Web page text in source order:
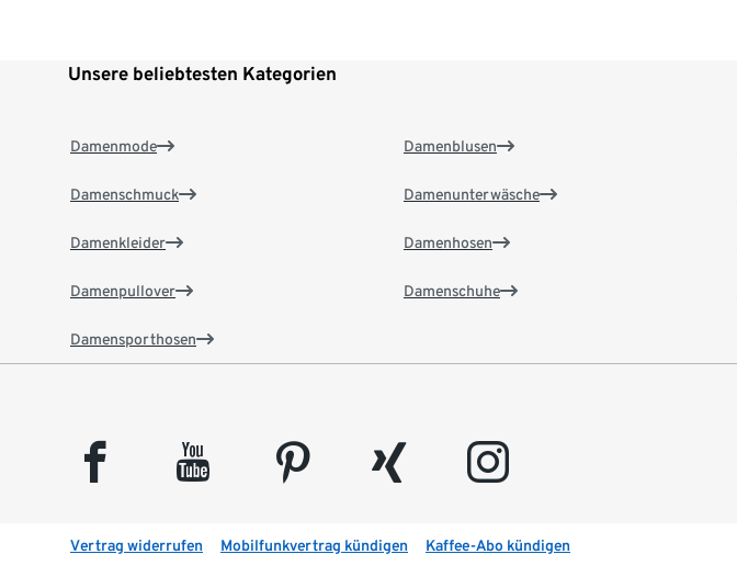
Unsere beliebtesten Kategorien
Damenmode
Damenschmuck
Damenkleider
Damenpullover
Damensporthosen
Damenblusen
Damenunterwäsche
Damenhosen
Damenschuhe
facebook youtube pinterest xing instagram
Vertrag widerrufen Mobilfunkvertrag kündigen Kaffee-Abo kündigen